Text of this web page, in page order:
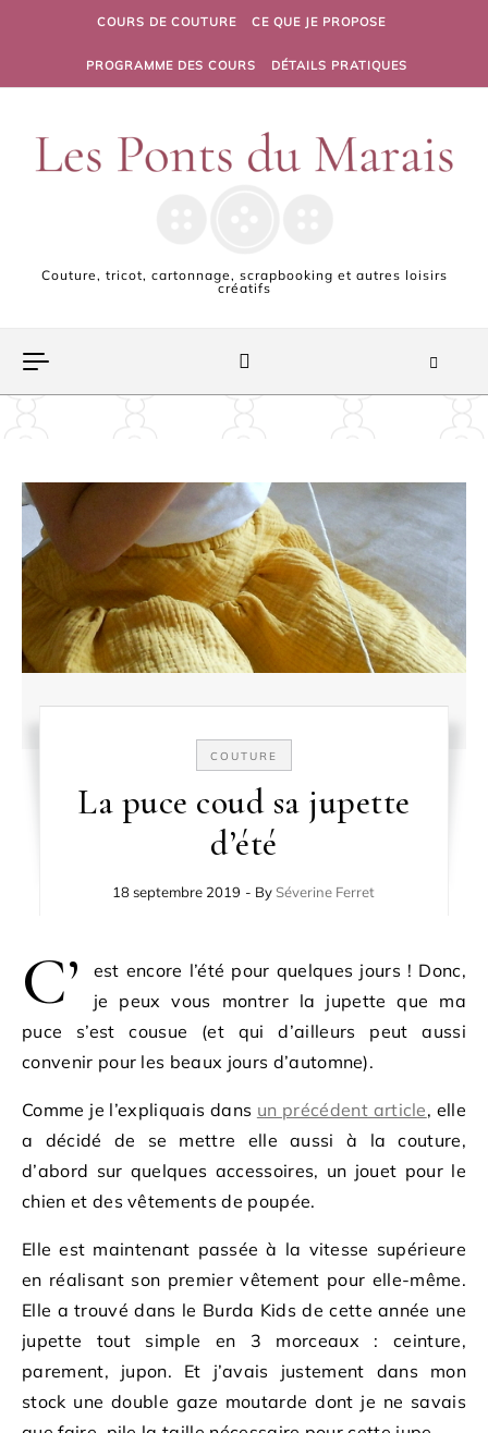
Skip to contentCOURS DE COUTURE CE QUE JE PROPOSE
PROGRAMME DES COURS DÉTAILS PRATIQUES
Couture, tricot, cartonnage, scrapbooking et autres loisirs
créatifs
COUTURE
La puce coud sa jupette
d’été
18 septembre 2019 - By Séverine Ferret
C’
est encore l’été pour quelques jours ! Donc,
je peux vous montrer la jupette que ma
puce s’est cousue (et qui d’ailleurs peut aussi
convenir pour les beaux jours d’automne).
Comme je l’expliquais dans un précédent article, elle
a décidé de se mettre elle aussi à la couture,
d’abord sur quelques accessoires, un jouet pour le
chien et des vêtements de poupée.
Elle est maintenant passée à la vitesse supérieure
en réalisant son premier vêtement pour elle-même.
Elle a trouvé dans le Burda Kids de cette année une
jupette tout simple en 3 morceaux : ceinture,
parement, jupon. Et j’avais justement dans mon
stock une double gaze moutarde dont je ne savais